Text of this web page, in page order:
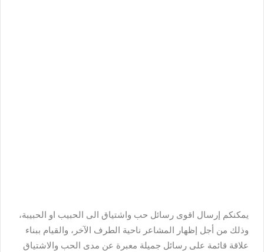
يمكنكم إرسال اقوى رسائل حب واشتياق الى الحبيب او الحبيبة،
وذلك من أجل إظهار المشاعر ناحية الطرف الآخر، والقيام ببناء
علاقة قائمة على رسائل جميلة معبرة عن مدى الحب والاشتياق